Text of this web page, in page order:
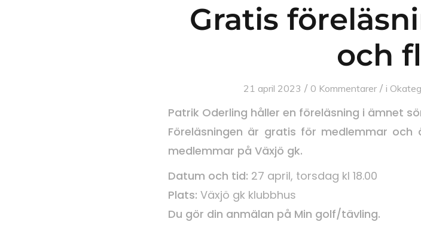
Gratis
och
21 april 2023 / 0 Kommentarer / i
Patrik Oderling håller en föreläsning i ämnet
Föreläsningen är gratis för medlemmar
medlemmar på Växjö gk.
Datum och tid: 27 april, torsdag kl 18.00
Plats: Växjö gk klubbhus
Du gör din anmälan på Min golf/tävling.